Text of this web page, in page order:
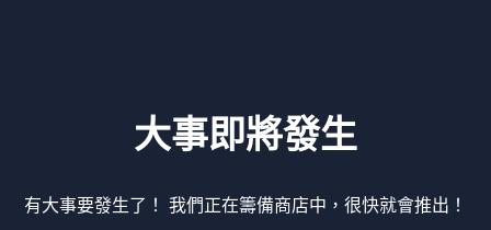
大事即將發生
有大事要發生了！ 我們正在籌備商店中，很快就會推出！